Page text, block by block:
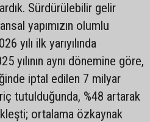
Sürdürülebilir gelir
yapımızın olumlu
yılı ilk yarıyılında
yılının aynı dönemine göre,
iptal edilen 7 milyar
tutulduğunda, %48 artarak
ortalama özkaynak